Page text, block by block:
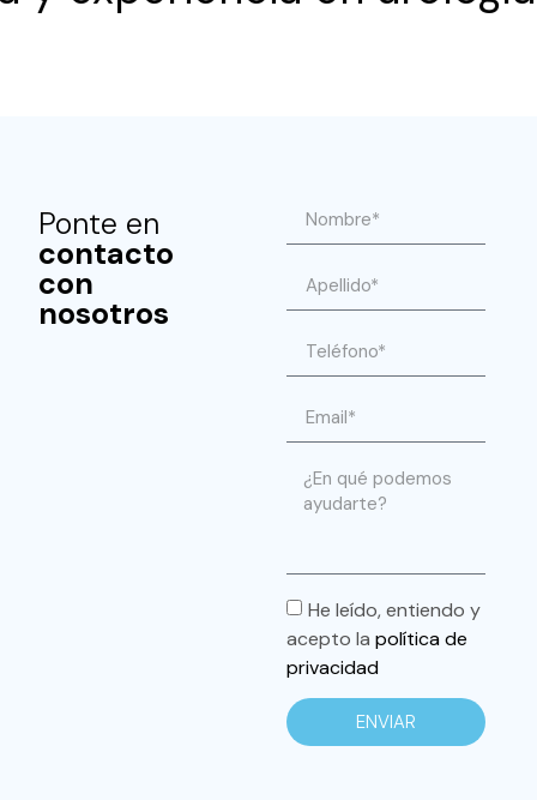
Ponte en
contacto
con
nosotros
He leído, entiendo y
acepto la política de
privacidad
ENVIAR